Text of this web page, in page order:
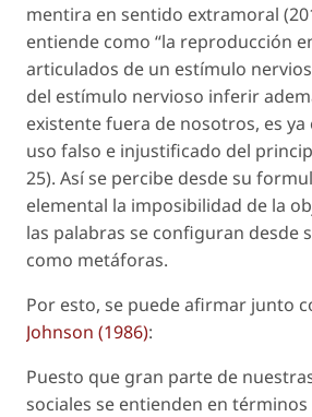
mentira en sentido extramoral
entiende como “la reproducción
articulados de un estímulo
del estímulo nervioso inferir
existente fuera de nosotros, es
uso falso e injustificado del
25). Así se percibe desde su
elemental la imposibilidad de la
las palabras se configuran desde
como metáforas.
Por esto, se puede afirmar junto
Johnson (1986):
Puesto que gran parte de
sociales se entienden en